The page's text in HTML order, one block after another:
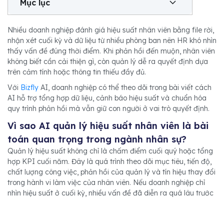
Mục lục
Nhiều doanh nghiệp đánh giá hiệu suất nhân viên bằng file rời,
nhận xét cuối kỳ và dữ liệu từ nhiều phòng ban nên HR khó nhìn
thấy vấn đề đúng thời điểm. Khi phản hồi đến muộn, nhân viên
không biết cần cải thiện gì, còn quản lý dễ ra quyết định dựa
trên cảm tính hoặc thông tin thiếu đầy đủ.
Với Bizfly AI, doanh nghiệp có thể theo dõi trong bài viết cách
AI hỗ trợ tổng hợp dữ liệu, cảnh báo hiệu suất và chuẩn hóa
quy trình phản hồi mà vẫn giữ con người ở vai trò quyết định.
Vì sao AI quản lý hiệu suất nhân viên là bài
toán quan trọng trong ngành nhân sự?
Quản lý hiệu suất không chỉ là chấm điểm cuối quý hoặc tổng
hợp KPI cuối năm. Đây là quá trình theo dõi mục tiêu, tiến độ,
chất lượng công việc, phản hồi của quản lý và tín hiệu thay đổi
trong hành vi làm việc của nhân viên. Nếu doanh nghiệp chỉ
nhìn hiệu suất ở cuối kỳ, nhiều vấn đề đã diễn ra quá lâu trước